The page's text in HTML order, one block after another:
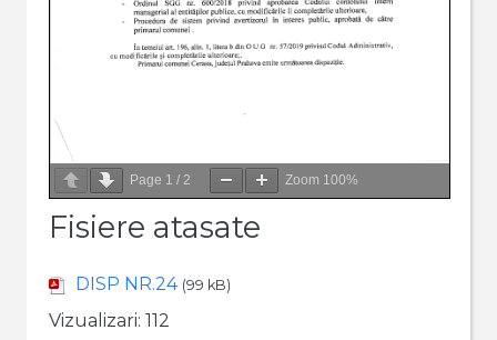
Page 1 / 2 Zoom 100%
Fisiere atasate
DISP NR.24 (99 kB)
Vizualizari: 112